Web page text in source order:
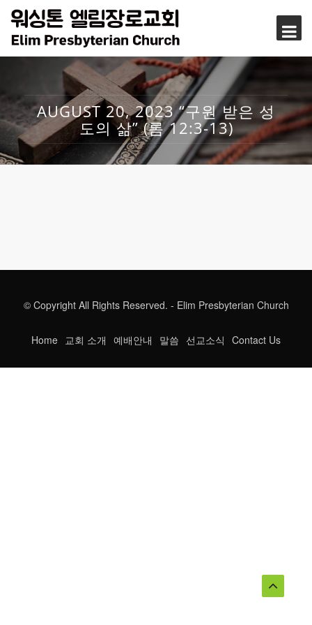
AUGUST 20, 2023 “구원 받은 성
도의 삶” (롬 12:3-13)
© Copyright All Rights Reserved. - Elim Presbyterian Church
Home 교회 소개 예배안내 말씀 선교소식 Contact Us